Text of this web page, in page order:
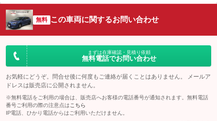
無料 この車両に関するお問い合わせ
まずは在庫確認・見積り依頼
無料電話でお問い合わせ
お気軽にどうぞ。問合せ後に何度もご連絡が届くことはありません。 メールア
ドレスは販売店に公開されません。
※無料電話をご利用の場合は、販売店へお客様の電話番号が通知されます。無料電話
番号ご利用の際の注意点は こちら
IP電話、ひかり電話からはご利用いただけません。